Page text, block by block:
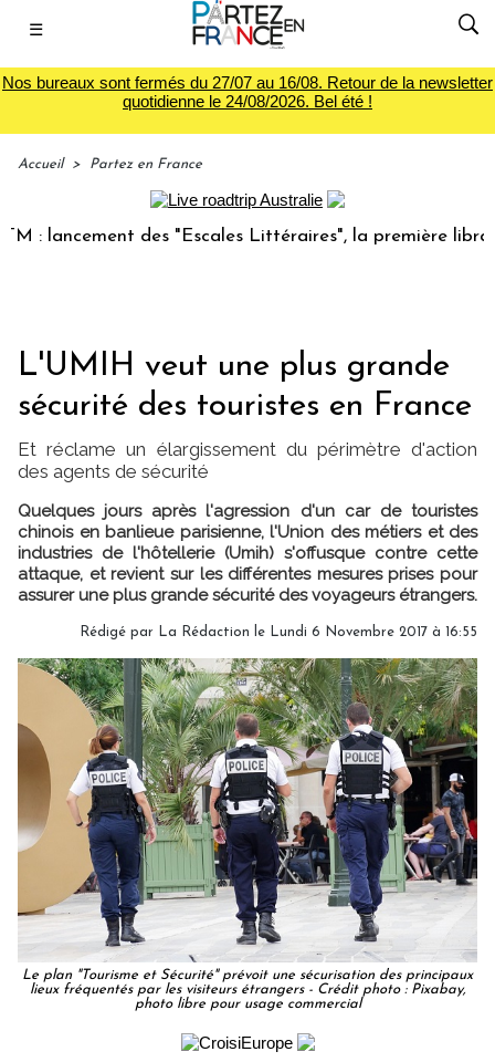
☰
Nos bureaux sont fermés du 27/07 au 16/08. Retour de la newsletter
quotidienne le 24/08/2026. Bel été !
Accueil > Partez en France
des "Escales Littéraires", la première librairie
L'UMIH veut une plus grande
sécurité des touristes en France
Et réclame un élargissement du périmètre d'action
des agents de sécurité
Quelques jours après l'agression d'un car de touristes
chinois en banlieue parisienne,l'Union des métiers et des
industries de l'hôtellerie (Umih) s'offusque contre cette
attaque, et revient sur les différentes mesures prises pour
assurer une plus grande sécurité des voyageurs étrangers.
Rédigé par La Rédaction le Lundi 6 Novembre 2017 à 16:55
Le plan "Tourisme et Sécurité" prévoit une sécurisation des principaux
lieux fréquentés par les visiteurs étrangers - Crédit photo : Pixabay,
photo libre pour usage commercial